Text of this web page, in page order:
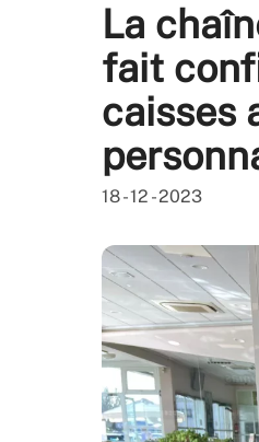
La
fait
caisses
18 - 12 - 2023